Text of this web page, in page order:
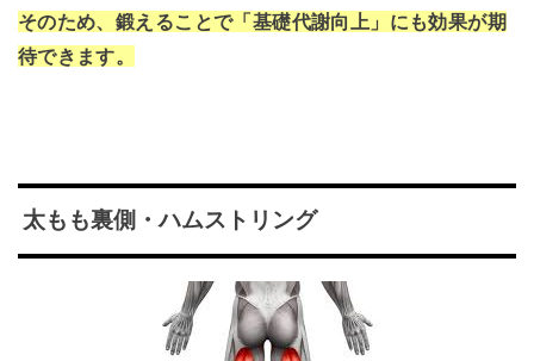
そのため、鍛えることで「基礎代謝向上」にも効果が期
待できます。
太もも裏側・ハムストリング